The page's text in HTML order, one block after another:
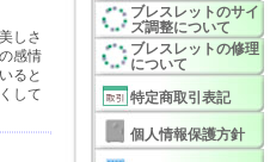
しさ
感情
ると
して
ブレスレットのサイ
ズ調整について
ブレスレットの修理
について
特定商取引表記
個人情報保護方針